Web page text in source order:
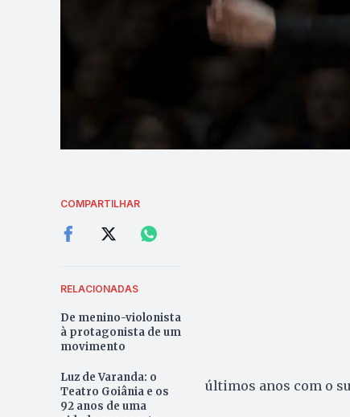
COMPARTILHAR
RELACIONADAS
De menino-violonista
à protagonista de um
movimento
Luz de Varanda: o
Teatro Goiânia e os
92 anos de uma
últimos anos com o